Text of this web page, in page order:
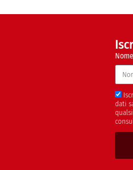
Nome
dati